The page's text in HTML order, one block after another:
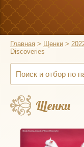
Главная > Щенки >
Discoveries
Поиск и отбор по
Щенки